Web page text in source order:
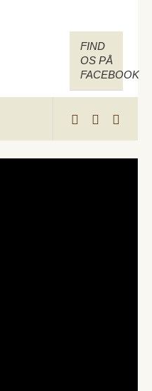
FIND
OS PÅ
FACEBOOK